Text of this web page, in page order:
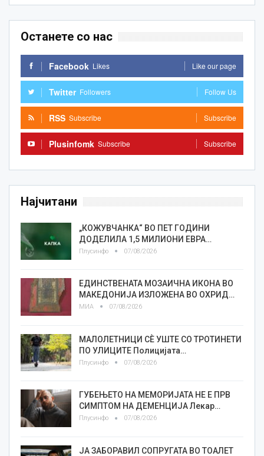
Останете со нас
Facebook Likes Like our page
Twitter Followers Follow Us
RSS Subscribe Subscribe
Plusinfomk Subscribe Subscribe
Најчитани
„КОЖУВЧАНКА“ ВО ПЕТ ГОДИНИ
ДОДЕЛИЛА 1,5 МИЛИОНИ ЕВРА…
Плусинфо 07/08/2026
ЕДИНСТВЕНАТА МОЗАИЧНА ИКОНА ВО
МАКЕДОНИЈА ИЗЛОЖЕНА ВО ОХРИД…
МИА 07/08/2026
МАЛОЛЕТНИЦИ СÈ УШТЕ СО ТРОТИНЕТИ
ПО УЛИЦИТЕ Полицијата…
Плусинфо 07/08/2026
ГУБЕЊЕТО НА МЕМОРИЈАТА НЕ Е ПРВ
СИМПТОМ НА ДЕМЕНЦИЈА Лекар…
Плусинфо 07/08/2026
ЈА ЗАБОРАВИЛ СОПРУГАТА ВО ТОАЛЕТ